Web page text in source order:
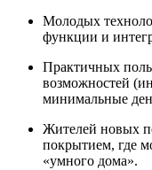
Молодых
функции и
Практичных
возможностей
минимальные
Жителей новых
покрытием, где
«умного дома».